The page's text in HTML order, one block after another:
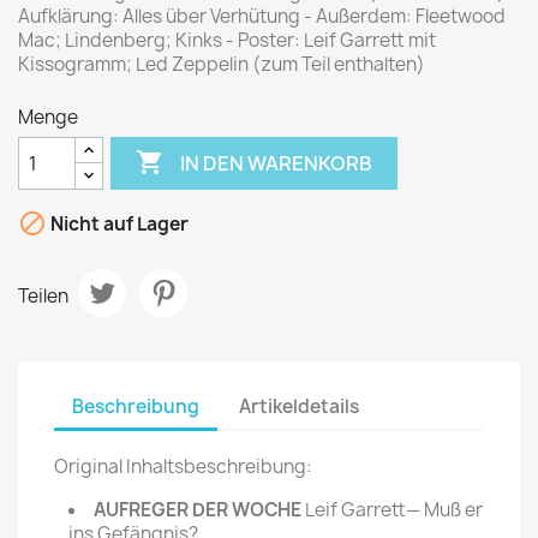
Aufklärung: Alles über Verhütung - Außerdem: Fleetwood
Mac; Lindenberg; Kinks - Poster: Leif Garrett mit
Kissogramm; Led Zeppelin (zum Teil enthalten)
Menge
 IN DEN WARENKORB
 Nicht auf Lager
Teilen
Beschreibung Artikeldetails
Original Inhaltsbeschreibung:
AUFREGER DER WOCHELeif Garrett— Muß er